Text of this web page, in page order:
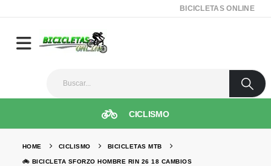
BICICLETAS ONLINE
CICLISMO
HOME CICLISMO BICICLETAS MTB
🚲 BICICLETA SFORZO HOMBRE RIN 26 18 CAMBIOS